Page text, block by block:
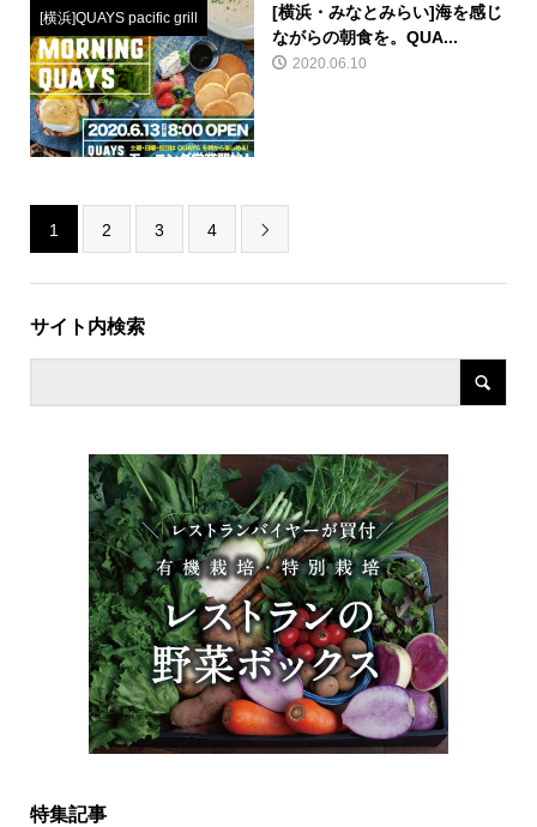
[横浜]QUAYS pacific grill
[横浜・みなとみらい]海を感じ
ながらの朝食を。QUA...
2020.06.10
1 2 3 4 
サイト内検索
特集記事